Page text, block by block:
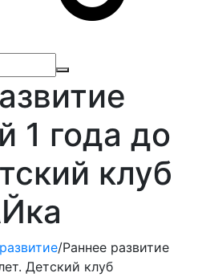
1 года до
клуб
/Раннее развитие
Детский клуб